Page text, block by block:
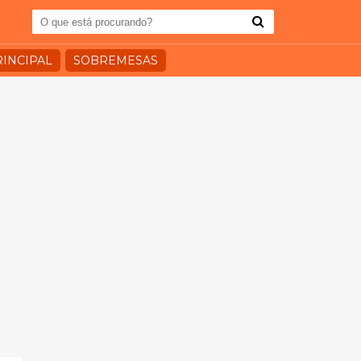
SOBREMESAS